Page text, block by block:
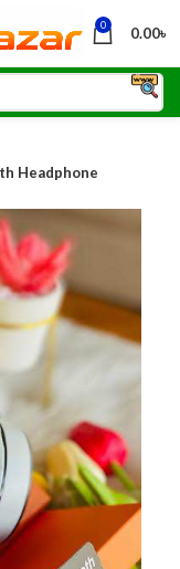
0 0.00৳
Headphone